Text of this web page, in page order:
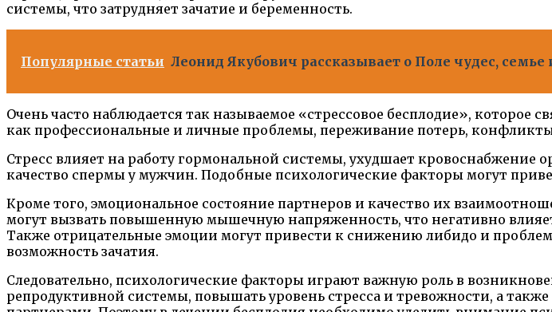
системы, что затрудняет зачатие и беременность.
Популярные статьи Леонид Якубович рассказывает о Поле чудес,
Очень часто наблюдается так называемое «стрессовое бесплодие»,
как профессиональные и личные проблемы, переживание потерь,
Стресс влияет на работу гормональной системы, ухудшает
качество спермы у мужчин. Подобные психологические факторы могут
Кроме того, эмоциональное состояние партнеров и качество их
могут вызвать повышенную мышечную напряженность, что негативно
Также отрицательные эмоции могут привести к снижению либидо и
возможность зачатия.
Следовательно, психологические факторы играют важную роль в
репродуктивной системы, повышать уровень стресса и тревожности, а